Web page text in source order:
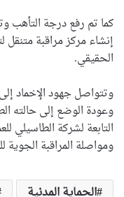
كما تم رفع درجة التأهب
إنشاء مركز مراقبة متنقل
الحقيقي.
وتتواصل جهود الإخماد
وعودة الوضع إلى حالته
التابعة لشركة الطاسيلي
ومواصلة المراقبة الجوية
الحماية المدنية